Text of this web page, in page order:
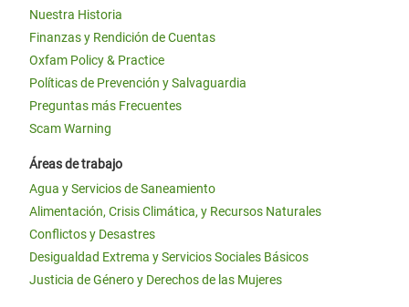
Nuestra Historia
Finanzas y Rendición de Cuentas
Oxfam Policy & Practice
Políticas de Prevención y Salvaguardia
Preguntas más Frecuentes
Scam Warning
Áreas de trabajo
Agua y Servicios de Saneamiento
Alimentación, Crisis Climática, y Recursos Naturales
Conflictos y Desastres
Desigualdad Extrema y Servicios Sociales Básicos
Justicia de Género y Derechos de las Mujeres